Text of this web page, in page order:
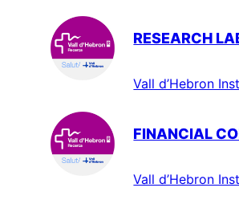
RESEARCH
Vall d’Hebron
FINANCIAL
Vall d’Hebron